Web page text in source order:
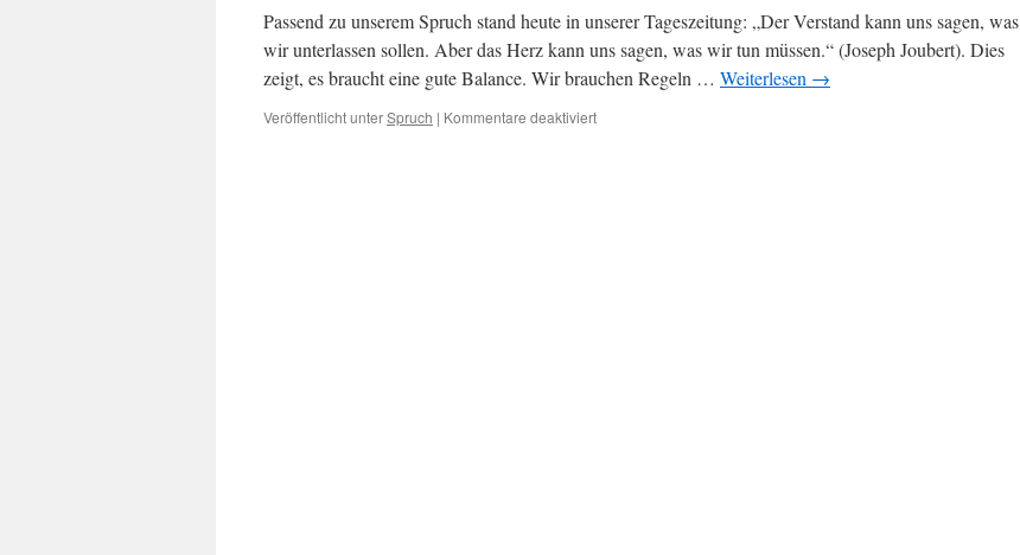
und
lieben
können
Passend zu unserem Spruch stand heute in unserer Tageszeitung: „Der Verstand kann uns sagen, was
wir unterlassen sollen. Aber das Herz kann uns sagen, was wir tun müssen.“ (Joseph Joubert). Dies
zeigt, es braucht eine gute Balance. Wir brauchen Regeln … Weiterlesen →
Veröffentlicht unterSpruch | Kommentare deaktiviertfür